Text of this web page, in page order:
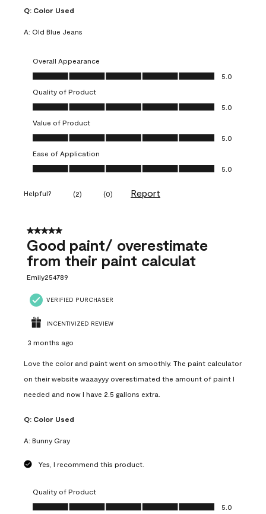
Q: Color Used
A: Old Blue Jeans
Overall Appearance
Overall Appearance, 5.0 out of 5
5.0
Quality of Product
Quality of Product, 5.0 out of 5
5.0
Value of Product
Value of Product, 5.0 out of 5
5.0
Ease of Application
Ease of Application, 5.0 out of 5
5.0
Helpful? (2) (0) Report
5 out of 5 stars.
Good paint/ overestimate
from their paint calculat
Emily254789
VERIFIED PURCHASER
INCENTIVIZED REVIEW
3 months ago
Love the color and paint went on smoothly. The paint calculator
on their website waaayyy overestimated the amount of paint I
needed and now I have 2.5 gallons extra.
Q: Color Used
A: Bunny Gray
Yes, I recommend this product.
Quality of Product
Quality of Product, 5.0 out of 5
5.0